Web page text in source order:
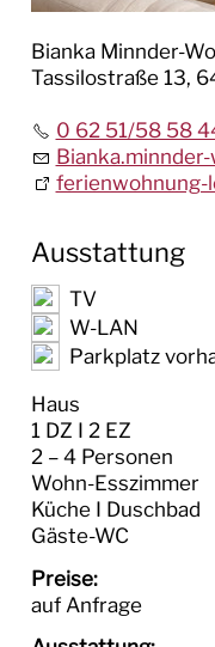
Bianka Minnder-
Tassilostraße 13,
0 62 51/58 58
ferienwohnung-
Ausstattung
TV
W-LAN
Parkplatz
Haus
1 DZ I 2 EZ
2 – 4 Personen
Wohn-Esszimmer
Küche I Duschbad
Gäste-WC
Preise:
auf Anfrage